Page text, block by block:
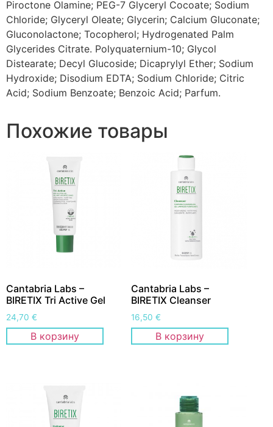
Piroctone Olamine; PEG-7 Glyceryl Cocoate; Sodium
Chloride; Glyceryl Oleate; Glycerin; Calcium Gluconate;
Gluconolactone; Tocopherol; Hydrogenated Palm
Glycerides Citrate. Polyquaternium-10; Glycol
Distearate; Decyl Glucoside; Dicaprylyl Ether; Sodium
Hydroxide; Disodium EDTA; Sodium Chloride; Citric
Acid; Sodium Benzoate; Benzoic Acid; Parfum.
Похожие товары
Cantabria Labs –
BIRETIX Tri Active Gel
24,70 €
В корзину
Cantabria Labs –
BIRETIX Cleanser
16,50€
В корзину